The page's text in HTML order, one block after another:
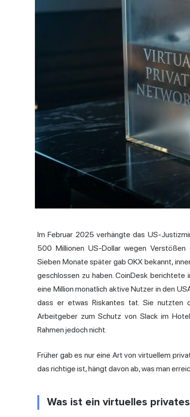
Im Februar 2025 verhängte das US-
500 Millionen US-Dollar wegen Verstößen
Sieben Monate später gab OKX bekannt,
geschlossen zu haben. CoinDesk
eine Million monatlich aktive Nutzer in den
dass er etwas Riskantes tat. Sie nutzten
Arbeitgeber zum Schutz von Slack im
Rahmen jedoch nicht.
Früher gab es nur eine Art von virtuellem
das richtige ist, hängt davon ab, was man
Was ist ein virtuelles